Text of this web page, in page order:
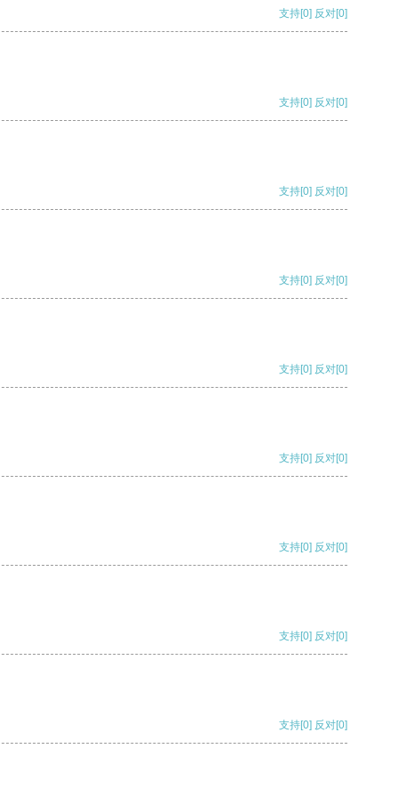
支持[0] 反对[0]
支持[0] 反对[0]
支持[0] 反对[0]
支持[0] 反对[0]
支持[0] 反对[0]
支持[0] 反对[0]
支持[0] 反对[0]
支持[0] 反对[0]
支持[0] 反对[0]